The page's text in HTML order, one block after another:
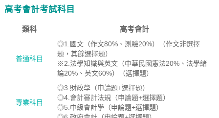
高考會計考試科目
類科 高考會計
普通科目
◎1.國文（作文80%、測驗20%）（作文非選擇
題，其餘選擇題）
※2.法學知識與英文（中華民國憲法20%、法學緒
論20%、英文60%）（選擇題）
專業科目
◎3.財政學（申論題+選擇題）
◎4.會計審計法規（申論題+選擇題）
◎5.中級會計學（申論題+選擇題）